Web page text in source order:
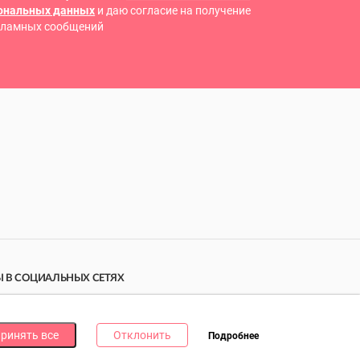
данных и даю согласие на получение
сообщений
все Отклонить Подробнее
В СОЦИАЛЬНЫХ СЕТЯХ
за каждую!